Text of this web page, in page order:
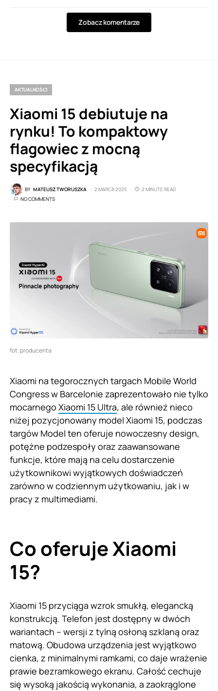
Zobacz komentarze
AKTUALNOŚCI
Xiaomi 15 debiutuje na
rynku! To kompaktowy
flagowiec z mocną
specyfikacją
BY MATEUSZ TWORUSZKA 2 MARCA 2025
2 MINUTE READ
NO COMMENTS
fot. producenta
Xiaomi na tegorocznych targach Mobile World
Congress w Barcelonie zaprezentowało nie tylko
mocarnego Xiaomi 15 Ultra, ale również nieco
niżej pozycjonowany model Xiaomi 15, podczas
targów Model ten oferuje nowoczesny design,
potężne podzespoły oraz zaawansowane
funkcje, które mają na celu dostarczenie
użytkownikowi wyjątkowych doświadczeń
zarówno w codziennym użytkowaniu, jak i w
pracy z multimediami.
Co oferuje Xiaomi
15?
Xiaomi 15 przyciąga wzrok smukłą, elegancką
konstrukcją. Telefon jest dostępny w dwóch
wariantach – wersji z tylną osłoną szklaną oraz
matową. Obudowa urządzenia jest wyjątkowo
cienka, z minimalnymi ramkami, co daje wrażenie
prawie bezramkowego ekranu. Całość cechuje
się wysoką jakością wykonania, a zaokrąglone